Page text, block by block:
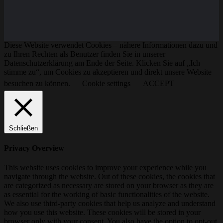
Diese Website verwendet Cookies – nähere Informationen dazu und
zu Ihren Rechten als Benutzer finden Sie in unserer
Datenschutzerklärung am Ende der Seite. Klicken Sie auf „Ich
stimme zu“, um Cookies zu akzeptieren und direkt unsere Website
besuchen zu können.
Cookie settings ACCEPT
Schließen
Privacy Overview
This website uses cookies to improve your experience while you
navigate through the website. Out of these cookies, the cookies that
are categorized as necessary are stored on your browser as they are
as essential for the working of basic functionalities of the website.
We also use third-party cookies that help us analyze and understand
how you use this website. These cookies will be stored in your